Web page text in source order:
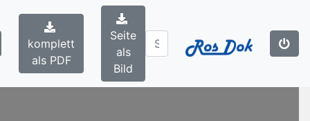
komplett
als PDF
Seite
als
Bild